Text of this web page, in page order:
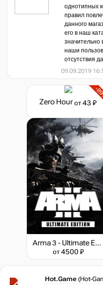
однотипных
правил
данного
его в наш
значительно
наши
отсутствия
09.09.2019
-
Zero Hourот 43 ₽
Arma 3 - Ultimate Edition
от 4500 ₽
Hot.Game (Hot-